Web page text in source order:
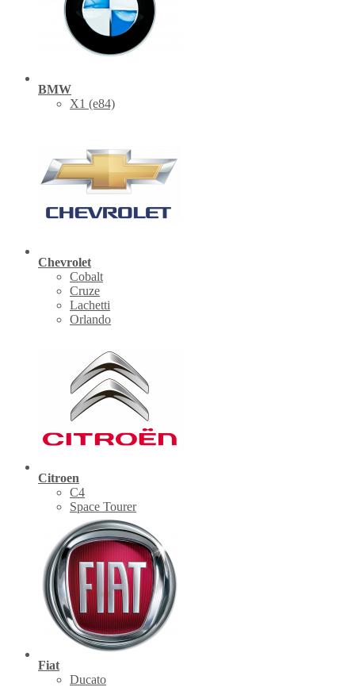
BMW
X1 (е84)
Chevrolet
Cobalt
Cruze
Lachetti
Orlando
Citroen
C4
Space Tourer
Fiat
Ducato